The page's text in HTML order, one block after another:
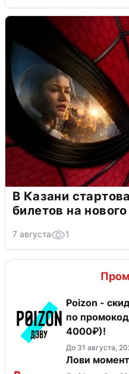
В Казани
билетов на
7 августа 1
Poizon -
по
4000₽)!
До 31 августа,
Лови